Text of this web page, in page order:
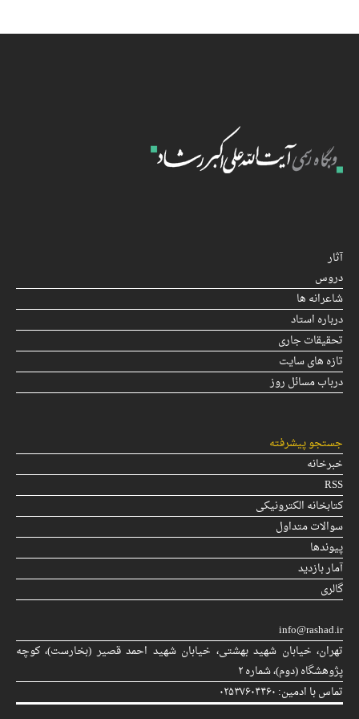
آثار
دروس
شاعرانه ها
درباره استاد
تحقیقات جاری
تازه های سایت
درباب مسائل روز
جستجو پیشرفته
خبرخانه
RSS
کتابخانه الکترونیکی
سوالات متداول
پیوندها
آمار بازدید
گالری
info@rashad.ir
تهران، خیابان شهید بهشتی، خیابان شهید احمد قصیر (بخارست)، كوچه
پژوهشگاه (دوم)، شماره ۲
تماس با ادمین: ۰۲۵۳۷۶۰۴۴۶۰